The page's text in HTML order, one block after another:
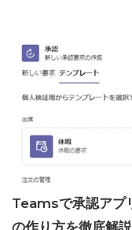
Teamsで承認アプ
の作り方を徹底解説